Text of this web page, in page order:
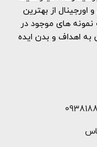
از بهترین
های موجود در
به اهداف و بدن ایده